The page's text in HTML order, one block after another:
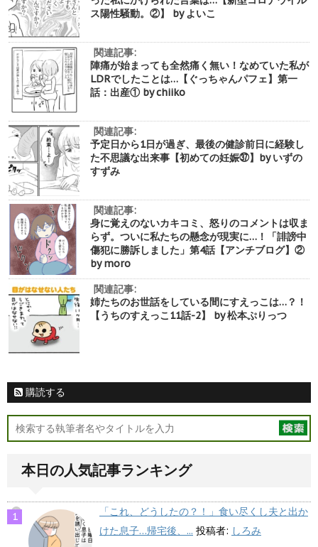
ス陽性騒動。②】 by よいこ
関連記事:
陣痛が始まっても全然痛く無い！なめていた私が
LDRでしたことは…【ぐっちゃんパフェ】第一
話：出産① by chiiko
関連記事:
予定日から1日が過ぎ、最後の健診前日に経験し
た不思議な出来事【初めての妊娠㊲】by いずの
すずみ
関連記事:
身に覚えのないカキコミ、怒りのコメントは収ま
らず。ついに私たちの懸念が現実に…！「誹謗中
傷犯に勝訴しました」第4話【アンチブログ】②
by moro
関連記事:
姉たちのお世話をしている間にすえっこは…？！
【うちのすえっこ11話-2】 by 松本ぷりっつ
購読する
本日の人気記事ランキング
「これ、どうしたの？！」食い尽くし夫と出か
けた息子…帰宅後、... 投稿者: しろみ